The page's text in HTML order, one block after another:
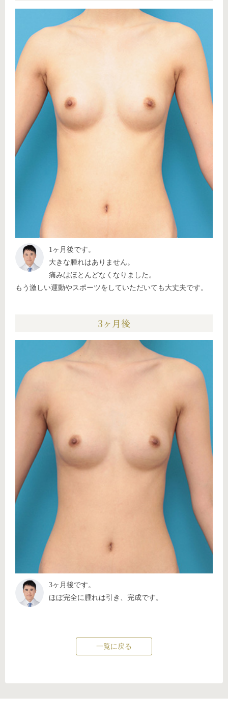
1ヶ月後です。
大きな腫れはありません。
痛みはほとんどなくなりました。
もう激しい運動やスポーツをしていただいても大丈夫です。
3ヶ月後
3ヶ月後です。
ほぼ完全に腫れは引き、完成です。
一覧に戻る